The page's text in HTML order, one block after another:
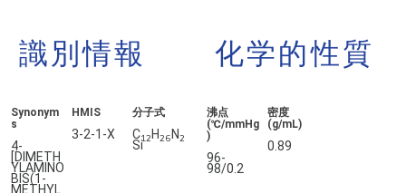
識別情報
Synonym
s
4-
[DIMETH
YLAMINO
BIS(1-
METHYL
HMIS
3-2-1-X
分子式
C12 H26 N2
Si
化学的性質
沸点
(℃/mmHg
)
96-
98/0.2
密度
(g/mL)
0.89